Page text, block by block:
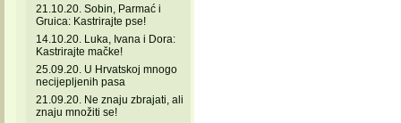
21.10.20. Sobin, Parmać i
Gruica: Kastrirajte pse!
14.10.20. Luka, Ivana i Dora:
Kastrirajte mačke!
25.09.20. U Hrvatskoj mnogo
necijepljenih pasa
21.09.20. Ne znaju zbrajati, ali
znaju množiti se!